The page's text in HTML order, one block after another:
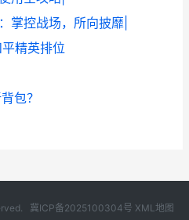
掌控战场，所向披靡|
精英排位
包？
冀ICP备2025100304号 XML地图